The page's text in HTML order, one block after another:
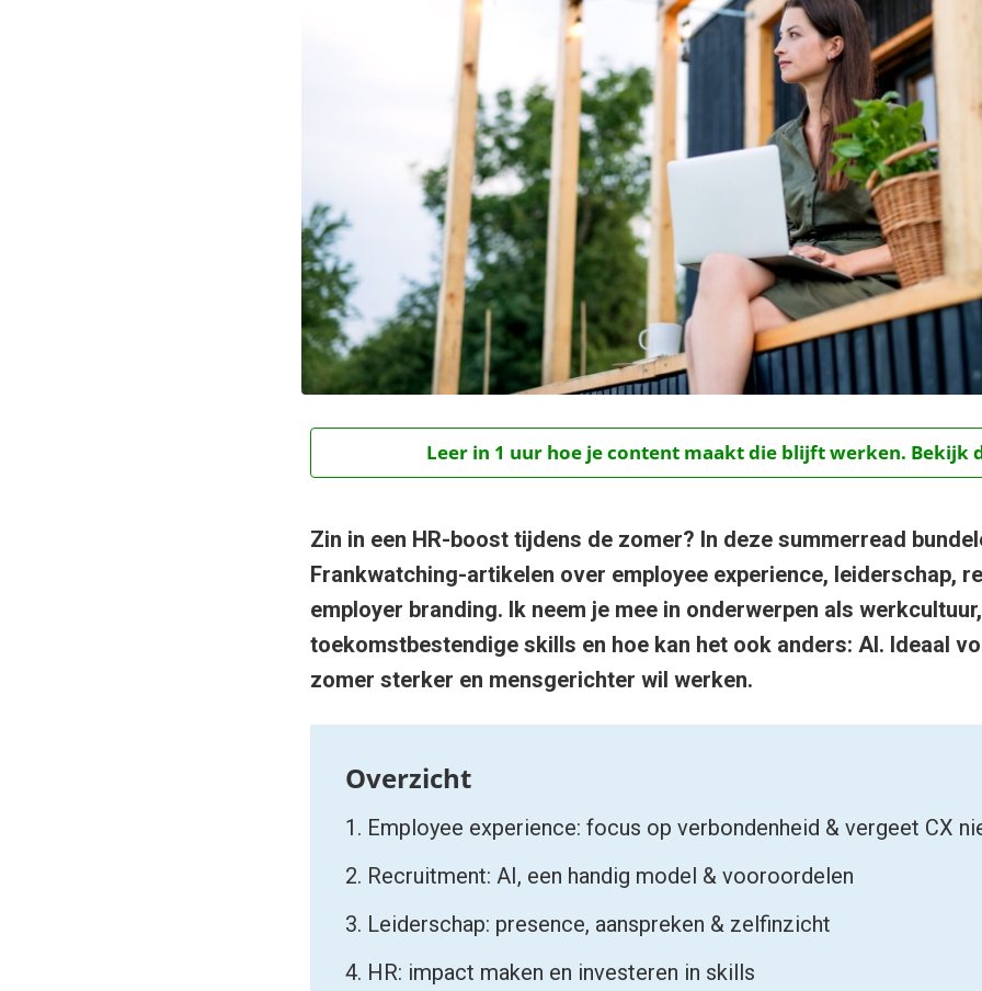
Leer in 1 uur hoe je content maakt die blijft werken. Bekijk
Zin in een HR-boost tijdens de zomer? In deze summerread
Frankwatching-artikelen over employee experience, leiderschap,
employer branding. Ik neem je mee in onderwerpen als werkcultuur,
toekomstbestendige skills en hoe kan het ook anders: AI. Ideaal
zomer sterker en mensgerichter wil werken.
1. Employee experience: focus op verbondenheid & vergeet CX
2. Recruitment: AI, een handig model & vooroordelen
3. Leiderschap: presence, aanspreken & zelfinzicht
4. HR: impact maken en investeren in skills